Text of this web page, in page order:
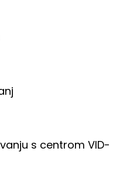
s centrom VID-